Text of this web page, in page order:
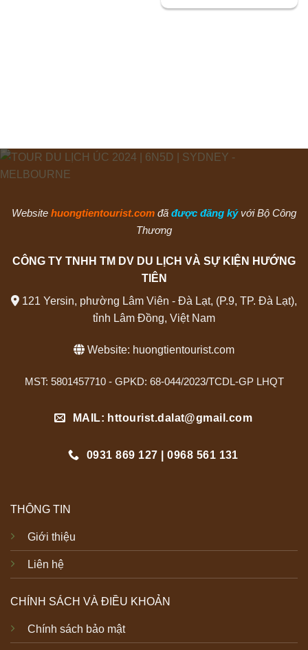
Website huongtientourist.com đã được đăng ký với Bộ Công
Thương
CÔNG TY TNHH TM DV DU LỊCH VÀ SỰ KIỆN HƯỚNG
TIÊN
121 Yersin, phường Lâm Viên - Đà Lạt, (P.9, TP. Đà Lạt),
tỉnh Lâm Đồng, Việt Nam
Website: huongtientourist.com
MST: 5801457710 - GPKD: 68-044/2023/TCDL-GP LHQT
MAIL: httourist.dalat@gmail.com
0931 869 127 | 0968 561 131
THÔNG TIN
Giới thiệu
Liên hệ
CHÍNH SÁCH VÀ ĐIỀU KHOẢN
Chính sách bảo mật